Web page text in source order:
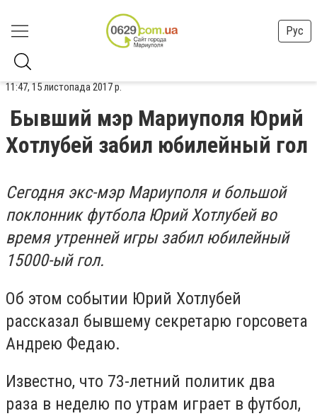
Рус
11:47, 15 листопада 2017 р.
Бывший мэр Мариуполя Юрий
Хотлубей забил юбилейный гол
Сегодня экс-мэр Мариуполя и большой
поклонник футбола Юрий Хотлубей во
время утренней игры забил юбилейный
15000-ый гол.
Об этом событии Юрий Хотлубей
рассказал бывшему секретарю горсовета
Андрею Федаю.
Известно, что 73-летний политик два
раза в неделю по утрам играет в футбол,